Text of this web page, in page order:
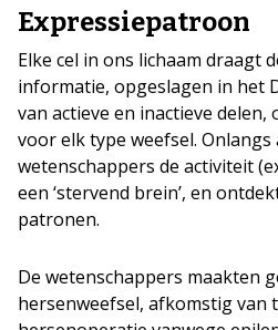
Expressiepatroon
Elke cel in ons lichaam draagt
informatie, opgeslagen in het
van actieve en inactieve delen,
voor elk type weefsel. Onlangs
wetenschappers de activiteit
een ‘stervend brein’, en
patronen.
De wetenschappers maakten
hersenweefsel, afkomstig van